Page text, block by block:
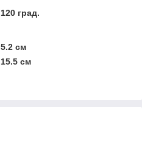
120 град.
5.2 см
15.5 см